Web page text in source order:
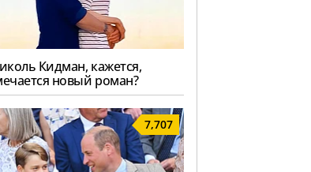
Кидман, кажется,
новый роман?
7,707